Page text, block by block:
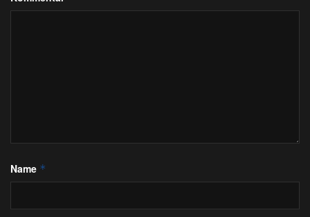
Name *